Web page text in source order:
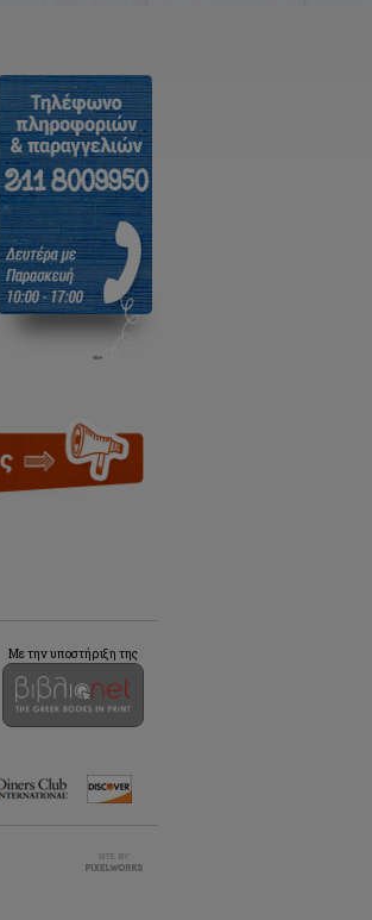
Με την υποστήριξη της